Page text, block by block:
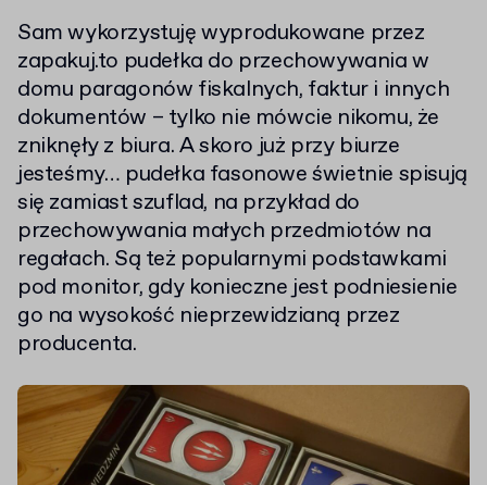
Sam wykorzystuję wyprodukowane przez
zapakuj.to pudełka do przechowywania w
domu paragonów fiskalnych, faktur i innych
dokumentów – tylko nie mówcie nikomu, że
zniknęły z biura. A skoro już przy biurze
jesteśmy… pudełka fasonowe świetnie spisują
się zamiast szuflad, na przykład do
przechowywania małych przedmiotów na
regałach. Są też popularnymi podstawkami
pod monitor, gdy konieczne jest podniesienie
go na wysokość nieprzewidzianą przez
producenta.